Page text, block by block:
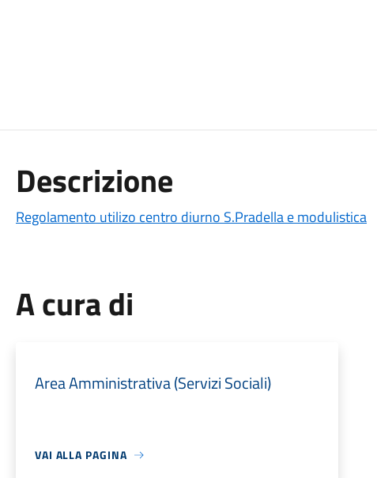
Descrizione
Regolamento utilizo centro diurno S.Pradella e modulistica
A cura di
Area Amministrativa (Servizi Sociali)
VAI ALLA PAGINA